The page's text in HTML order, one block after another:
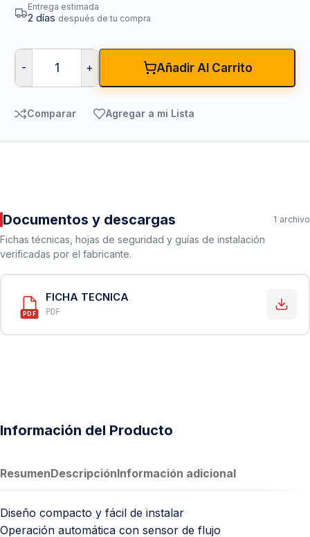
Entrega estimada
2 días después de tu compra
- + Añadir Al Carrito
Comparar Agregar a mi Lista
Documentos y descargas 1 archivo
Fichas técnicas, hojas de seguridad y guías de instalación
verificadas por el fabricante.
PDF
FICHA TECNICA
PDF
Información del Producto
ResumenDescripciónInformación adicional
Diseño compacto y fácil de instalar
Operación automática con sensor de flujo